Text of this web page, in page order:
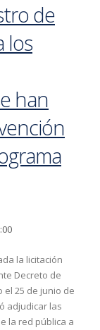
de
los
han
la licitación
Decreto de
el 25 de junio de
adjudicar las
la red pública a